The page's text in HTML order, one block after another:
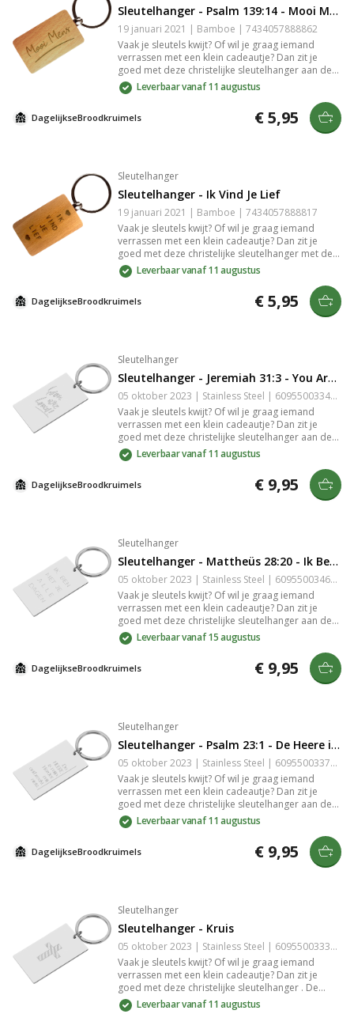
Sleutelhanger - Psalm 139:14 - Mooi Mens
19 januari 2021 | Bamboe | 7434057888862
Vaak je sleutels kwijt? Of wil je graag iemand
verrassen met een klein cadeautje? Dan zit je
goed met deze christelijke sleutelhanger aan de
hand van Psalm 139:14 met de tekst: "Mooi
Mens". De sleutelhanger is gemaakt van bamboe.
De gravure in het bamboe is slijtvast en zeer
gedetailleerd.
Leverbaar vanaf 11 augustus
DagelijkseBroodkruimels € 5,95
Sleutelhanger
Sleutelhanger - Ik Vind Je Lief
19 januari 2021 | Bamboe | 7434057888817
Vaak je sleutels kwijt? Of wil je graag iemand
verrassen met een klein cadeautje? Dan zit je
goed met deze christelijke sleutelhanger met de
tekst: "Ik vind je lief.". De sleutelhanger is gemaakt
van bamboe. De gravure in het bamboe is
Leverbaar vanaf 11 augustus
DagelijkseBroodkruimels € 5,95
Sleutelhanger
Sleutelhanger - Jeremiah 31:3 - You Are Loved
05 oktober 2023 | Stainless Steel | 6095500334391
Vaak je sleutels kwijt? Of wil je graag iemand
verrassen met een klein cadeautje? Dan zit je
goed met deze christelijke sleutelhanger aan de
hand van Jeremia 31:3 met de tekst: "You are
loved". De sleutelhanger is gemaakt van stainless
Steel. De gravure in het stainless Steel is slijtvast
en zeer gedetailleerd.
Leverbaar vanaf 11 augustus
DagelijkseBroodkruimels € 9,95
Sleutelhanger
Sleutelhanger - Mattheüs 28:20 - Ik Ben met Je Alle Dagen
05 oktober 2023 | Stainless Steel | 6095500346332
Vaak je sleutels kwijt? Of wil je graag iemand
verrassen met een klein cadeautje? Dan zit je
goed met deze christelijke sleutelhanger aan de
hand van Mattheüs 28:20 met de tekst: "Ik ben
met je alle dagen". De sleutelhanger is gemaakt
van stainless Steel. De gravure in het stainless
Steel is slijtvast en zeer gedetailleerd.
Leverbaar vanaf 15 augustus
DagelijkseBroodkruimels € 9,95
Sleutelhanger
Sleutelhanger - Psalm 23:1 - De Heere is Mijn Herder
05 oktober 2023 | Stainless Steel | 6095500337347
Vaak je sleutels kwijt? Of wil je graag iemand
verrassen met een klein cadeautje? Dan zit je
goed met deze christelijke sleutelhanger aan de
hand van Psalm 23:1 met de tekst: "De Heere is
mijn Herder mij ontbreekt niets". De
sleutelhanger is gemaakt van stainless Steel. De
gravure in het stainless Steel is slijtvast en zeer
Leverbaar vanaf 11 augustus
DagelijkseBroodkruimels € 9,95
Sleutelhanger
Sleutelhanger - Kruis
05 oktober 2023 | Stainless Steel | 6095500333318
Vaak je sleutels kwijt? Of wil je graag iemand
verrassen met een klein cadeautje? Dan zit je
goed met deze christelijke sleutelhanger . De
sleutelhanger is gemaakt van stainless Steel. De
Leverbaar vanaf 11 augustus